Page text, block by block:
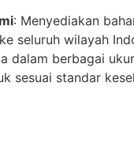
: Menyediakan
seluruh wilayah
dalam berbagai
sesuai standar